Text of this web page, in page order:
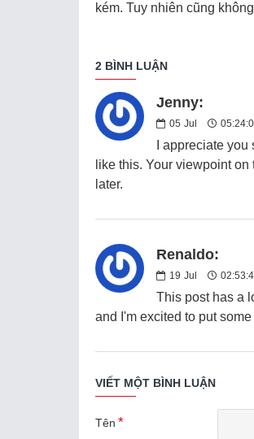
kém. Tuy nhiên cũng
2 BÌNH LUẬN
Jenny:
05 Jul
I appreciate
like this. Your viewpoint
later.
Renaldo:
19 Jul
This post has a
and I'm excited to put
VIẾT MỘT BÌNH LUẬN
Tên